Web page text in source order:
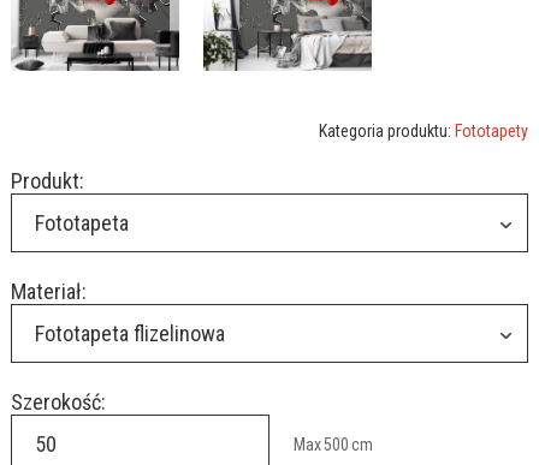
Kategoria produktu: Fototapety
Produkt:
Fototapeta
Materiał:
Fototapeta flizelinowa
Szerokość:
Max500cm